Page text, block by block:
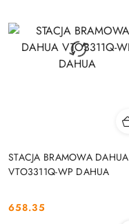
STACJA BRAMOWA DAHUA
VTO3311Q-WP DAHUA
Cena:
658.35